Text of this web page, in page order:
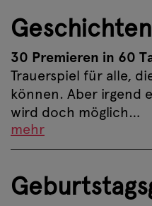
30 Premieren in 60
Trauerspiel für alle,
können. Aber irgend
wird doch möglich…
mehr